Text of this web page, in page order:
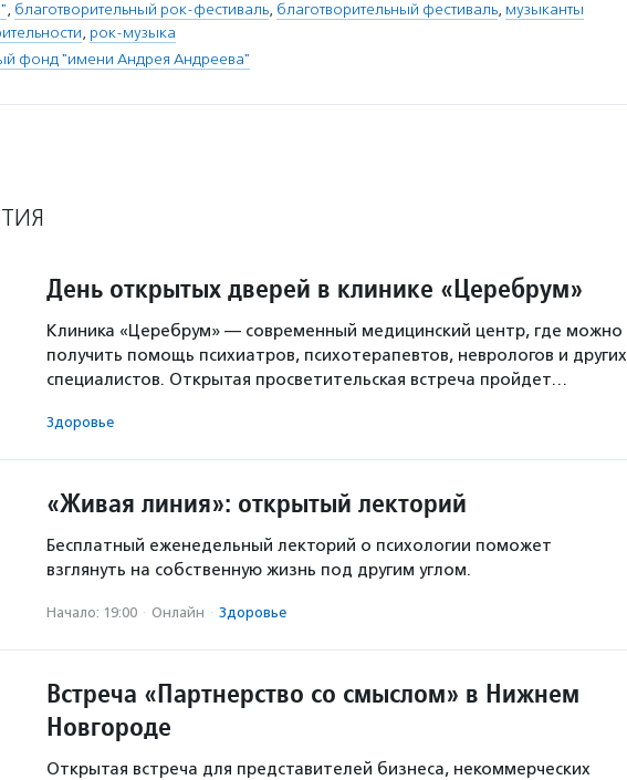
, благотворительный рок-фестиваль, благотворительный фестиваль, музыканты
, рок-музыка
фонд "имени Андрея Андреева"
День открытых дверей в клинике «Церебрум»
Клиника «Церебрум» — современный медицинский центр, где можно
получить помощь психиатров, психотерапевтов, неврологов и других
специалистов. Открытая просветительская встреча пройдет…
Здоровье
«Живая линия»: открытый лекторий
Бесплатный еженедельный лекторий о психологии поможет
взглянуть на собственную жизнь под другим углом.
Начало: 19:00 · Онлайн · Здоровье
Встреча «Партнерство со смыслом» в Нижнем
Новгороде
Открытая встреча для представителей бизнеса, некоммерческих